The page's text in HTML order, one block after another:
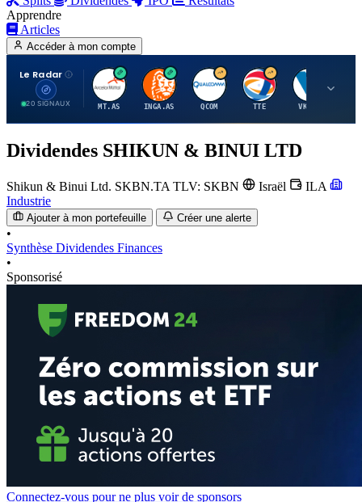
Apprendre
Articles
Accéder à mon compte
Le Radar
20 SIGNAUX
A
MT.AS
I
INGA.AS
Q
QCOM
T
TTE VK.PA
Dividendes SHIKUN & BINUI LTD
Shikun & Binui Ltd. SKBN.TA TLV: SKBN Israël
ILA
Industrie
Ajouter à mon portefeuille Créer une alerte
•
Synthèse Dividendes Finances
•
Sponsorisé
Connectez-vous pour ne plus voir de sponsors